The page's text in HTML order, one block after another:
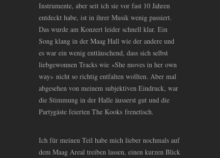
Instrumente, aber seit ich sie vor fast 10 Jahren
entdeckt habe, ist in ihrer Musik wenig passiert.
Das wurde am Konzert leider schnell klar. Ein
Song klang in der Maag Hall wie der andere und
es war ein wenig enttäuschend, dass sich selbst
liebgewonnen Tracks wie «She moves in her own
way» nicht so richtig entfalten wollten. Aber mal
abgesehen von meinem subjektiven Eindruck, war
die Stimmung in der Halle äusserst gut und die
Partygäste feierten The Kooks frenetisch.
Ich für meinen Teil habe mich lieber nochmals auf
dem Maag Areal treiben lassen, einen kurzen Blick